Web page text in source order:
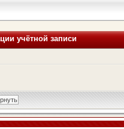
учётной записи